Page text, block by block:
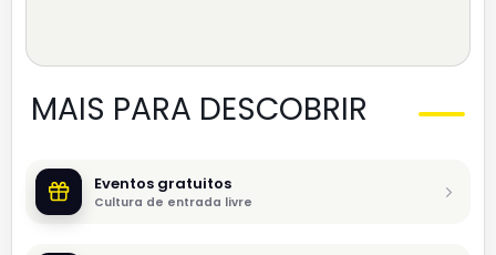
MAIS PARA DESCOBRIR
Eventos gratuitos
Cultura de entrada livre